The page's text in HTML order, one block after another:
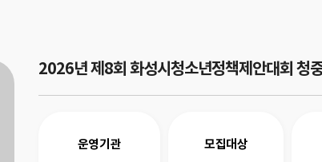
2026년 제8회 화성시청소년정책제안대회 청
운영기관 모집대상